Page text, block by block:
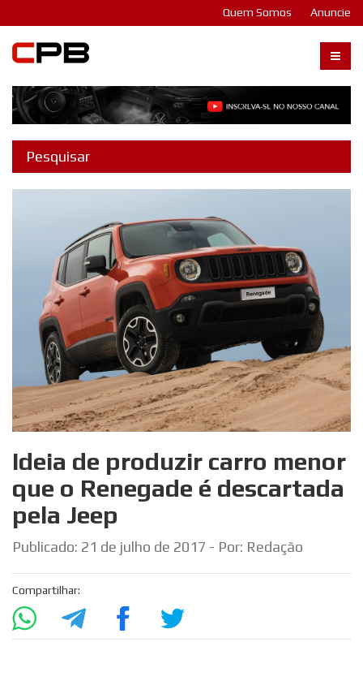
Quem Somos Anuncie
Ideia de produzir carro menor
que o Renegade é descartada
pela Jeep
Publicado: 21 de julho de 2017 - Por: Redação
Compartilhar: